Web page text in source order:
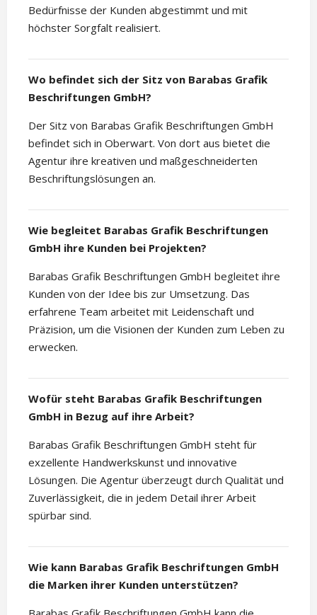
Bedürfnisse der Kunden abgestimmt und mit
höchster Sorgfalt realisiert.
Wo befindet sich der Sitz von Barabas Grafik
Beschriftungen GmbH?
Der Sitz von Barabas Grafik Beschriftungen GmbH
befindet sich in Oberwart. Von dort aus bietet die
Agentur ihre kreativen und maßgeschneiderten
Beschriftungslösungen an.
Wie begleitet Barabas Grafik Beschriftungen
GmbH ihre Kunden bei Projekten?
Barabas Grafik Beschriftungen GmbH begleitet ihre
Kunden von der Idee bis zur Umsetzung. Das
erfahrene Team arbeitet mit Leidenschaft und
Präzision, um die Visionen der Kunden zum Leben zu
erwecken.
Wofür steht Barabas Grafik Beschriftungen
GmbH in Bezug auf ihre Arbeit?
Barabas Grafik Beschriftungen GmbH steht für
exzellente Handwerkskunst und innovative
Lösungen. Die Agentur überzeugt durch Qualität und
Zuverlässigkeit, die in jedem Detail ihrer Arbeit
spürbar sind.
Wie kann Barabas Grafik Beschriftungen GmbH
die Marken ihrer Kunden unterstützen?